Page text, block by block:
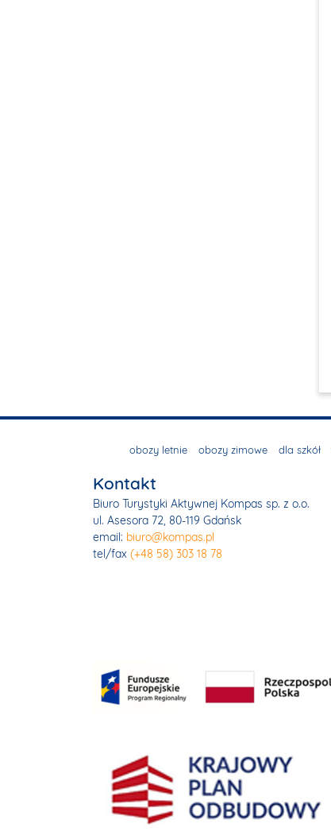
obozy letnie obozy zimowe dla szkół
Kontakt
Biuro Turystyki Aktywnej Kompas sp. z o.o.
ul. Asesora 72, 80-119 Gdańsk
email: biuro@kompas.pl
tel/fax (+48 58) 303 18 78